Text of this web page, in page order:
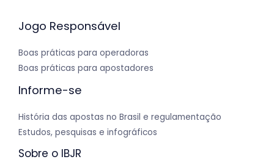
Jogo Responsável
Boas práticas para operadoras
Boas práticas para apostadores
Informe-se
História das apostas no Brasil e regulamentação
Estudos, pesquisas e infográficos
Sobre o IBJR